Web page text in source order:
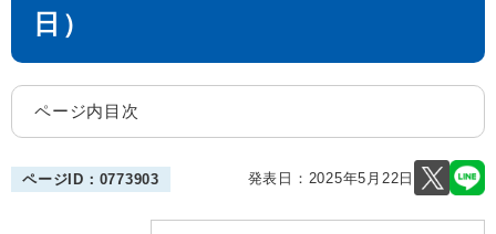
日）
ページ内目次
ページID：0773903 発表日： 2025年5月22日